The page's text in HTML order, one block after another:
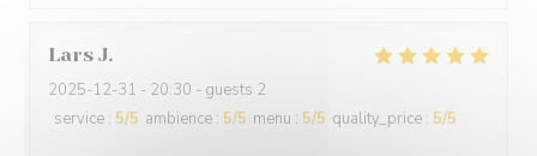
Lars J
2025-12-31 - 20:30 - guests 2
service : 5/5 ambience : 5/5 menu : 5/5 quality_price : 5/5